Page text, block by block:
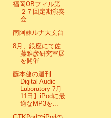
福岡OBフィル第
２７回定期演奏
会
南阿蘇ルナ天文台
8月、銀座にて佐
藤雅彦研究室展
を開催
藤本健の週刊
Digital Audio
Laboratory 7月
11日】iPodに最
適なMP3を...